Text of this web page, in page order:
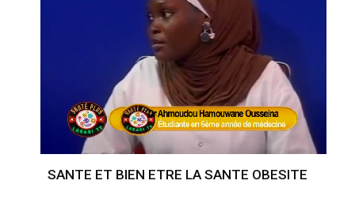
SANTE ET BIEN ETRE LA SANTE OBESITE